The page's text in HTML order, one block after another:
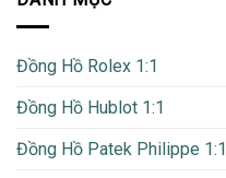
Đồng Hồ Rolex 1:1
Đồng Hồ Hublot 1:1
Đồng Hồ Patek Philippe 1:1